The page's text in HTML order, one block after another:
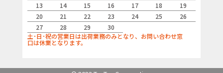
13
14 15 16 17 18
19
20
21 22 23 24 25
26
27
28 29
30
土･日･祝の営業日は出荷業務のみとなり、お問い合わせ窓
口は休業となります。